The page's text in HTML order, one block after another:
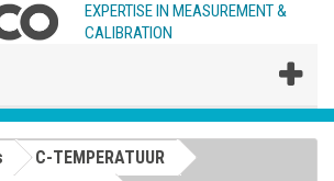
EXPERTISE IN MEASUREMENT &
CALIBRATION
C-TEMPERATUUR